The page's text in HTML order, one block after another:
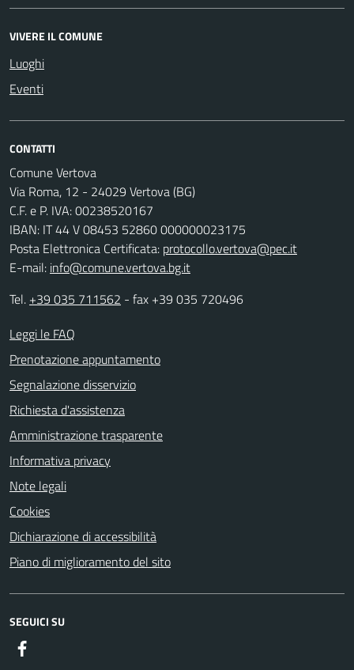
VIVERE IL COMUNE
Luoghi
Eventi
CONTATTI
Comune Vertova
Via Roma, 12 - 24029 Vertova (BG)
C.F. e P. IVA: 00238520167
IBAN: IT 44 V 08453 52860 000000023175
Posta Elettronica Certificata: protocollo.vertova@pec.it
E-mail: info@comune.vertova.bg.it
Tel. +39 035 711562 - fax +39 035 720496
Leggi le FAQ
Prenotazione appuntamento
Segnalazione disservizio
Richiesta d'assistenza
Amministrazione trasparente
Informativa privacy
Note legali
Cookies
Dichiarazione di accessibilità
Piano di miglioramento del sito
SEGUICI SU